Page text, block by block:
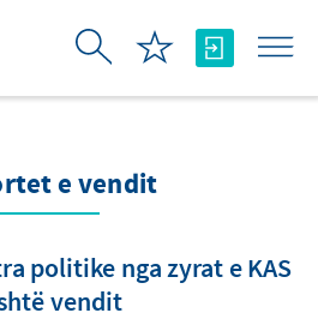
e vendit
politike nga zyrat e KAS
vendit